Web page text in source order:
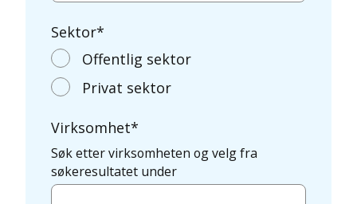
Sektor*
Offentlig sektor
Privat sektor
Virksomhet*
Søk etter virksomheten og velg fra
søkeresultatet under